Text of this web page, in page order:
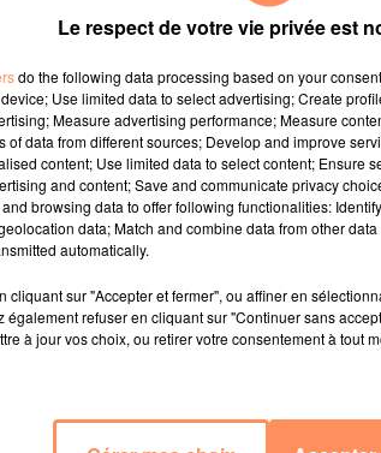
les données de l'agence
88,4 % en juin par rapport à juin
des images satellites,
ces onze derniers mois. Soit une
d'un terrain et demi de football
d'extrême droite Jair
en l'ouvrant davantage
quant à lui assuré que le
Le respect de votre vie privée est
do the following data processing based on your
Use limited data to select advertising; Create
Measure advertising performance; Measure
of data from different sources; Develop and improve
content; Use limited data to select content; Ensure
and content; Save and communicate privacy
browsing data to offer following functionalities:
data; Match and combine data from other
automatically.
cliquant sur "Accepter et fermer", ou affiner en
également refuser en cliquant sur "Continuer sans
à jour vos choix, ou retirer votre consentement à tout